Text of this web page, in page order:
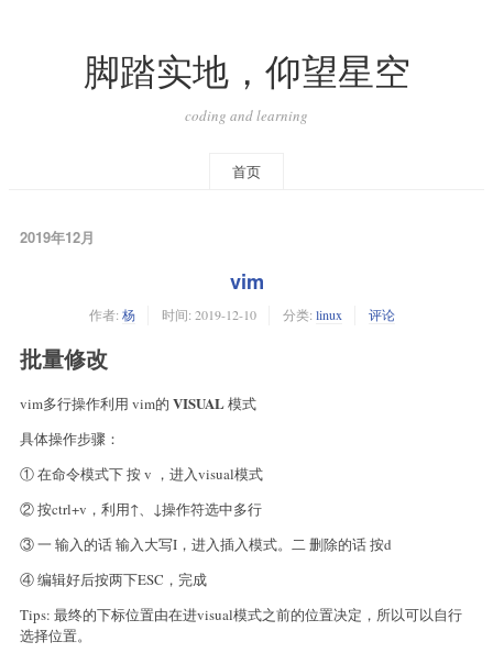
脚踏实地，仰望星空
coding and learning
首页
2019年12月
vim
作者: 杨 时间: 2019-12-10 分类: linux 评论
批量修改
vim多行操作利用 vim的 VISUAL模式
具体操作步骤：
① 在命令模式下 按 v ，进入visual模式
② 按ctrl+v，利用↑、↓操作符选中多行
③ 一 输入的话 输入大写I，进入插入模式。二 删除的话 按d
④ 编辑好后按两下ESC，完成
Tips: 最终的下标位置由在进visual模式之前的位置决定，所以可以自行
选择位置。